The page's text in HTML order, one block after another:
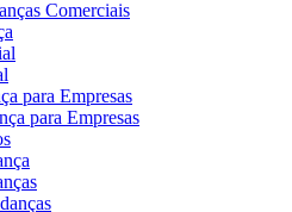
Comerciais
para Empresas
para Empresas